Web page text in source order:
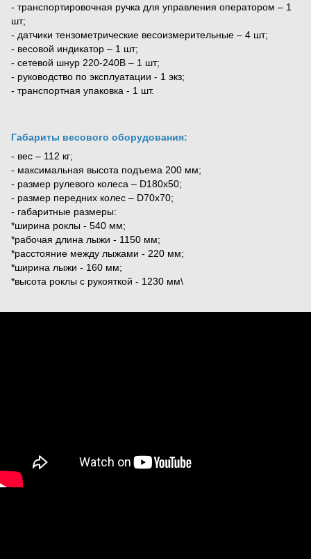
- транспортировочная ручка для управления оператором – 1
шт;
- датчики тензометрические весоизмерительные – 4 шт;
- весовой индикатор – 1 шт;
- сетевой шнур 220-240В – 1 шт;
- руководство по эксплуатации - 1 экз;
- транспортная упаковка - 1 шт.
Габариты весового оборудования:
- вес – 112 кг;
- максимальная высота подъема 200 мм;
- размер рулевого колеса – D180х50;
- размер передних колес – D70x70;
- габаритные размеры:
*ширина роклы - 540 мм;
*рабочая длина лыжи - 1150 мм;
*расстояние между лыжами - 220 мм;
*ширина лыжи - 160 мм;
*высота роклы с рукояткой - 1230 мм\